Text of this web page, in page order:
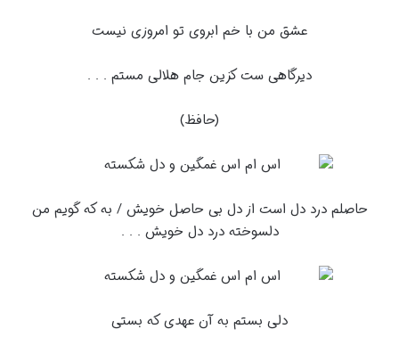
عشق من با خم ابروی تو امروزی نیست
دیرگاهی ست کزین جام هلالی مستم . . .
(حافظ)
حاصلم درد دل است از دل بی حاصل خویش / به که گویم من
دلسوخته درد دل خویش . . .
دلی بستم به آن عهدی که بستی